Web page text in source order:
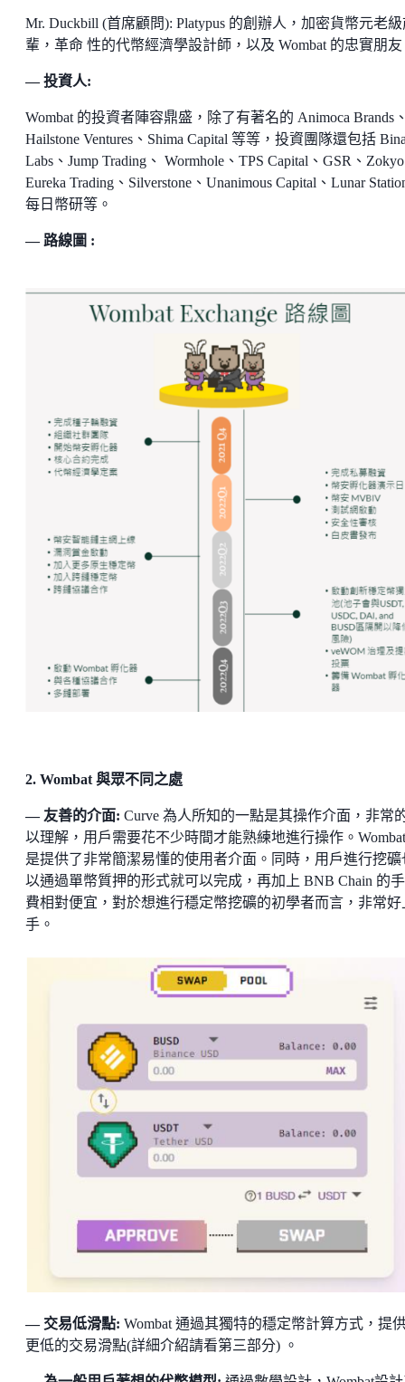
Mr. Duckbill (首席顧問): Platypus 的創辦人，加密貨幣元老
輩，革命 性的代幣經濟學設計師，以及 Wombat 的忠實朋
— 投資人:
Wombat 的投資者陣容鼎盛，除了有著名的 Animoca Brands
Hailstone Ventures、Shima Capital 等等，投資團隊還包括
Labs、Jump Trading、 Wormhole、TPS Capital、GSR、
Eureka Trading、Silverstone、Unanimous Capital、Lunar
每日幣研等。
— 路線圖 :
2. Wombat 與眾不同之處
— 友善的介面: Curve 為人所知的一點是其操作介面，非常
以理解，用戶需要花不少時間才能熟練地進行操作。
是提供了非常簡潔易懂的使用者介面。同時，用戶進行挖礦
以通過單幣質押的形式就可以完成，再加上 BNB Chain 的
費相對便宜，對於想進行穩定幣挖礦的初學者而言，非常好
手。
— 交易低滑點: Wombat 通過其獨特的穩定幣計算方式，提
更低的交易滑點(詳細介紹請看第三部分) 。